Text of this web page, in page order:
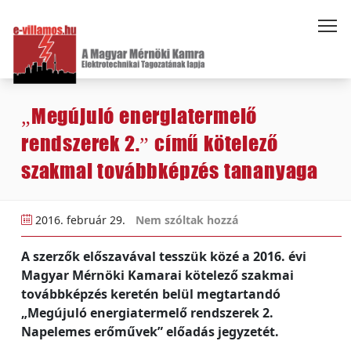
„Megújuló energiatermelő
rendszerek 2.” című kötelező
szakmai továbbképzés tananyaga
2016. február 29. Nem szóltak hozzá
A szerzők előszavával tesszük közé a 2016. évi
Magyar Mérnöki Kamarai kötelező szakmai
továbbképzés keretén belül megtartandó
„Megújuló energiatermelő rendszerek 2.
Napelemes erőművek” előadás jegyzetét.